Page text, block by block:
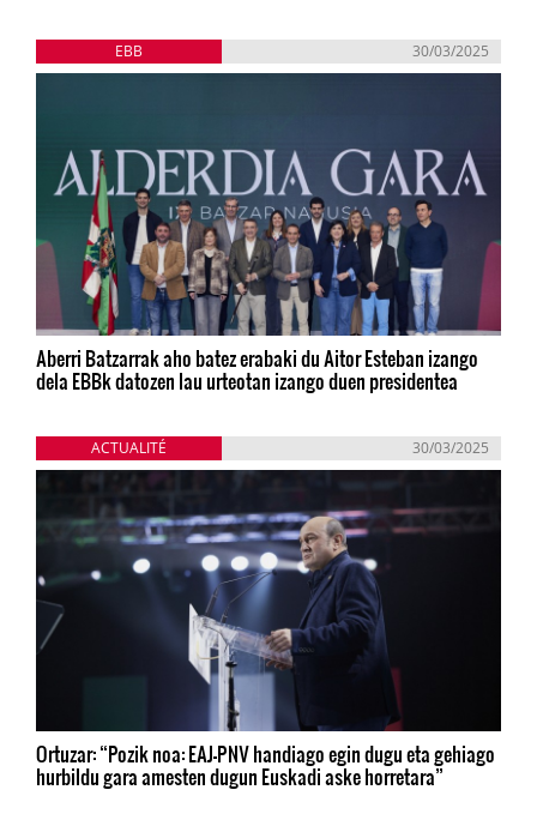
EBB 30/03/2025
Aberri Batzarrak aho batez erabaki du Aitor Esteban izango
dela EBBk datozen lau urteotan izango duen presidentea
ACTUALITÉ 30/03/2025
Ortuzar: “Pozik noa: EAJ-PNV handiago egin dugu eta gehiago
hurbildu gara amesten dugun Euskadi aske horretara”